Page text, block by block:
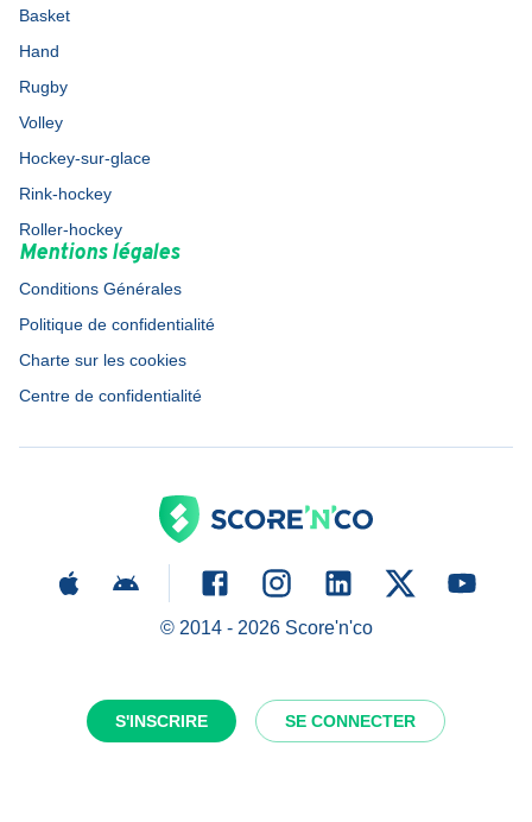
S'INSCRIRE SE CONNECTER
Basket
Hand
Rugby
Volley
Hockey-sur-glace
Rink-hockey
Roller-hockey
Mentions légales
Conditions Générales
Politique de confidentialité
Charte sur les cookies
Centre de confidentialité
© 2014 - 2026Score'n'co